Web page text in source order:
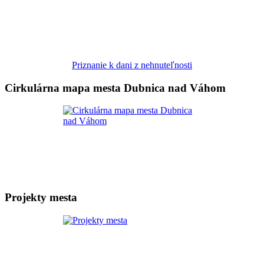
Priznanie k dani z nehnuteľnosti
Cirkulárna mapa mesta Dubnica nad Váhom
Projekty mesta